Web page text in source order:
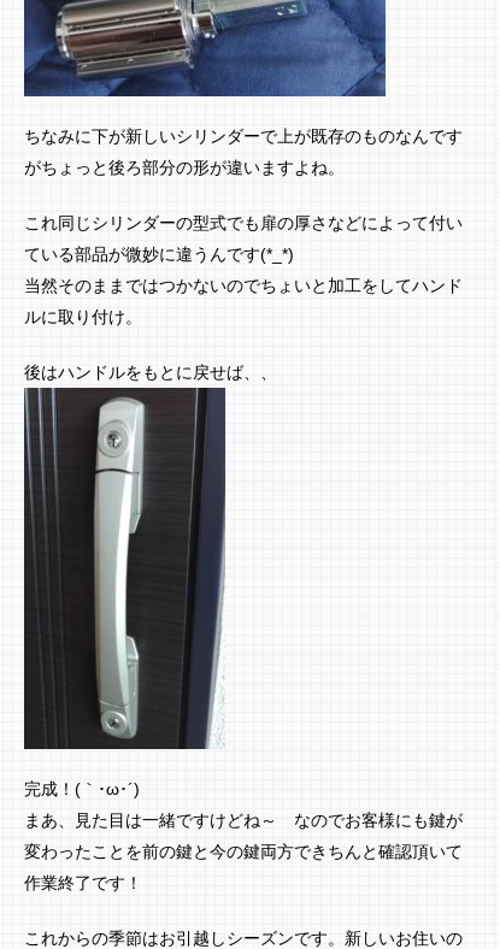
ちなみに下が新しいシリンダーで上が既存のものなんです
がちょっと後ろ部分の形が違いますよね。
これ同じシリンダーの型式でも扉の厚さなどによって付い
ている部品が微妙に違うんです(*_*)
当然そのままではつかないのでちょいと加工をしてハンド
ルに取り付け。
後はハンドルをもとに戻せば、、
完成！(｀･ω･´)ゞ
まあ、見た目は一緒ですけどね～ なのでお客様にも鍵が
変わったことを前の鍵と今の鍵両方できちんと確認頂いて
作業終了です！
これからの季節はお引越しシーズンです。新しいお住いの